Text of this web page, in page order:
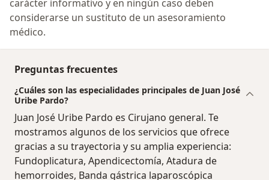
carácter informativo y en ningún caso deben
considerarse un sustituto de un asesoramiento
médico.
Preguntas frecuentes
¿Cuáles son las especialidades principales de Juan José
Uribe Pardo?
Juan José Uribe Pardo es Cirujano general. Te
mostramos algunos de los servicios que ofrece
gracias a su trayectoria y su amplia experiencia:
Fundoplicatura, Apendicectomía, Atadura de
hemorroides, Banda gástrica laparoscópica